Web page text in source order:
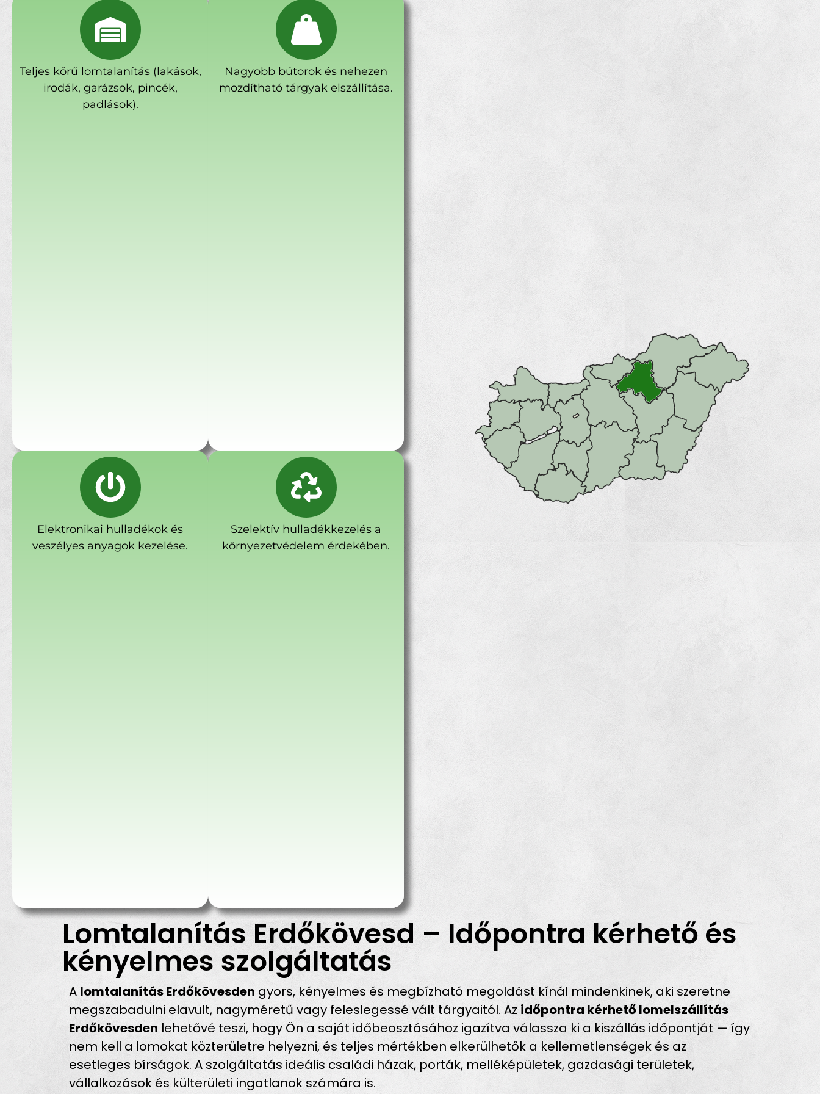
Teljes körű lomtalanítás (lakások,
irodák, garázsok, pincék,
padlások).
Nagyobb bútorok és nehezen
mozdítható tárgyak elszállítása.
Elektronikai hulladékok és
veszélyes anyagok kezelése.
Szelektív hulladékkezelés a
környezetvédelem érdekében.
Lomtalanítás Erdőkövesd – Időpontra kérhető és
kényelmes szolgáltatás
A lomtalanítás Erdőkövesden gyors, kényelmes és megbízható megoldást kínál mindenkinek, aki szeretne
megszabadulni elavult, nagyméretű vagy feleslegessé vált tárgyaitól. Az időpontra kérhető lomelszállítás
Erdőkövesden lehetővé teszi, hogy Ön a saját időbeosztásához igazítva válassza ki a kiszállás időpontját — így
nem kell a lomokat közterületre helyezni, és teljes mértékben elkerülhetők a kellemetlenségek és az
esetleges bírságok. A szolgáltatás ideális családi házak, porták, melléképületek, gazdasági területek,
vállalkozások és külterületi ingatlanok számára is.